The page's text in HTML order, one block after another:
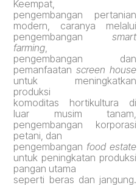
Keempat
pengembangan pertanian
modern, caranya melalui
pengembangan smart
farming
pengembangan dan
pemanfaatanscreen house
untuk meningkatkan
produksi
komoditas hortikultura di
luar musim tanam,
pengembangan korporasi
petani, dan
pengembangan food estate
untuk peningkatan produksi
pangan utama
seperti beras dan jangung.